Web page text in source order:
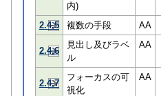
内)
2.4.5 複数の手段 AA
2.4.6
見出し及びラベ
ル
AA
2.4.7
フォーカスの可
視化
AA